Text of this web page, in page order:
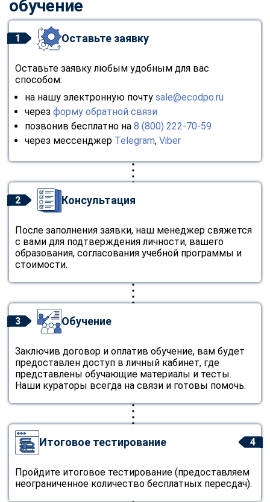
обучение
1 Оставьте заявку
Оставьте заявку любым удобным для вас
способом:
на нашу электронную почту sale@ecodpo.ru
через форму обратной связи
позвонив бесплатно на 8 (800) 222-70-59
через мессенджер Telegram, Viber
2 Консультация
После заполнения заявки, наш менеджер свяжется
с вами для подтверждения личности, вашего
образования, согласования учебной программы и
стоимости.
3 Обучение
Заключив договор и оплатив обучение, вам будет
предоставлен доступ в личный кабинет, где
представлены обучающие материалы и тесты.
Наши кураторы всегда на связи и готовы помочь.
4
Итоговое тестирование
Пройдите итоговое тестирование (предоставляем
неограниченное количество бесплатных пересдач).